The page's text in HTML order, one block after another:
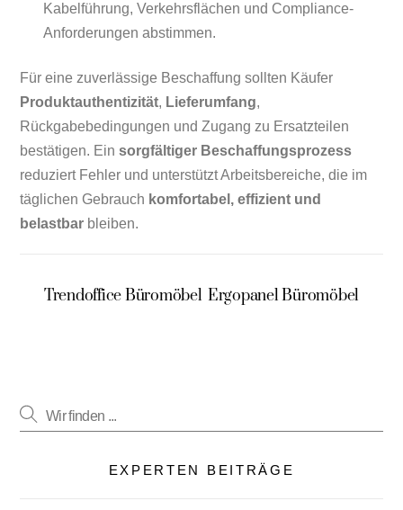
Kabelführung, Verkehrsflächen und Compliance-
Anforderungen abstimmen.
Für eine zuverlässige Beschaffung sollten Käufer
Produktauthentizität, Lieferumfang,
Rückgabebedingungen und Zugang zu Ersatzteilen
bestätigen. Einsorgfältiger Beschaffungsprozess
reduziert Fehler und unterstützt Arbeitsbereiche, die im
täglichen Gebrauch komfortabel, effizient und
belastbar bleiben.
Trendoffice Büromöbel Ergopanel Büromöbel
EXPERTEN BEITRÄGE